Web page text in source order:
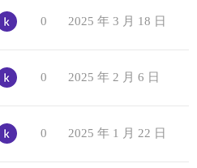
0 2025 年 3 月 18 日
0 2025 年 2 月 6 日
0 2025 年 1 月 22 日